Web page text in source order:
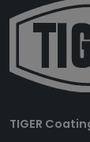
TIGER